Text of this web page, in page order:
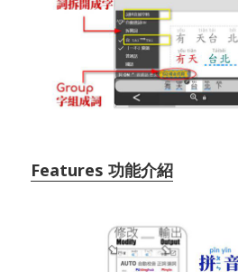
Features 功能介紹